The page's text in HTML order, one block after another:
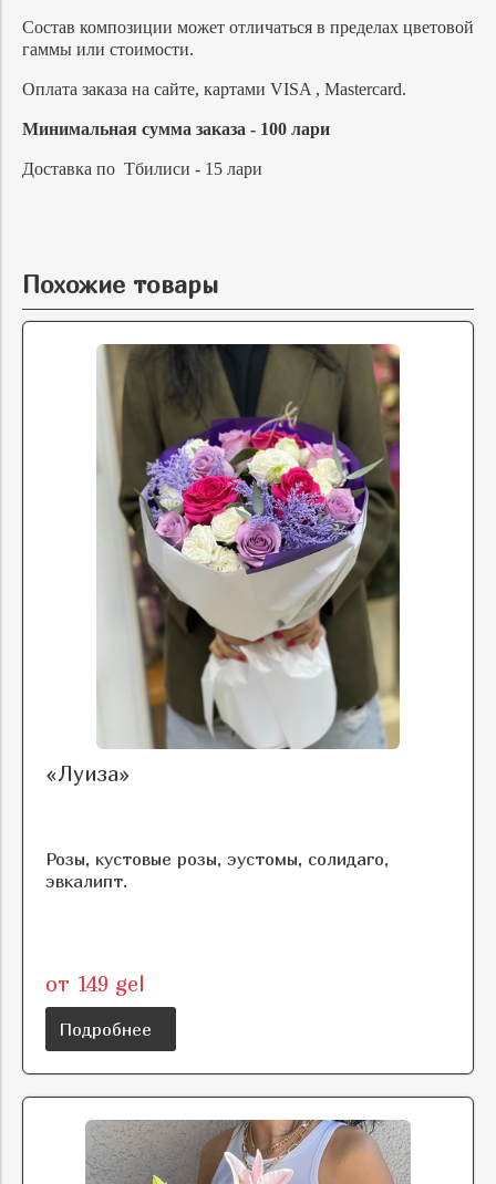
Состав композиции может отличаться в пределах цветовой
гаммы или стоимости.
Оплата заказа на сайте, картами VISA , Mastercard.
Минимальная сумма заказа - 100 лари
Доставка по Тбилиси - 15 лари
Похожие товары
«Луиза»
Розы, кустовые розы, эустомы, солидаго,
эвкалипт.
от 149 gel
Подробнее